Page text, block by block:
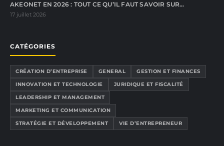
AKEONET EN 2026 : TOUT CE QU’IL FAUT SAVOIR SUR…
17 juillet 2026
CATÉGORIES
CRÉATION D’ENTREPRISE GENERAL
GESTION ET FINANCES
INNOVATION ET TECHNOLOGIE
JURIDIQUE ET FISCALITÉ
LEADERSHIP ET MANAGEMENT
MARKETING ET COMMUNICATION
STRATÉGIE ET DÉVELOPPEMENT
VIE D’ENTREPRENEUR